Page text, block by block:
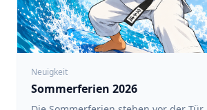
Neuigkeit
Sommerferien 2026